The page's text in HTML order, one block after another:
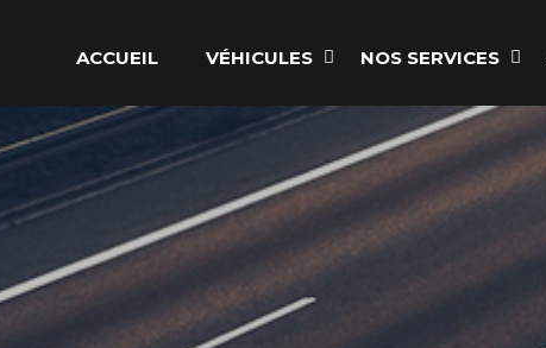
ACCUEIL VÉHICULES NOS SERVICES